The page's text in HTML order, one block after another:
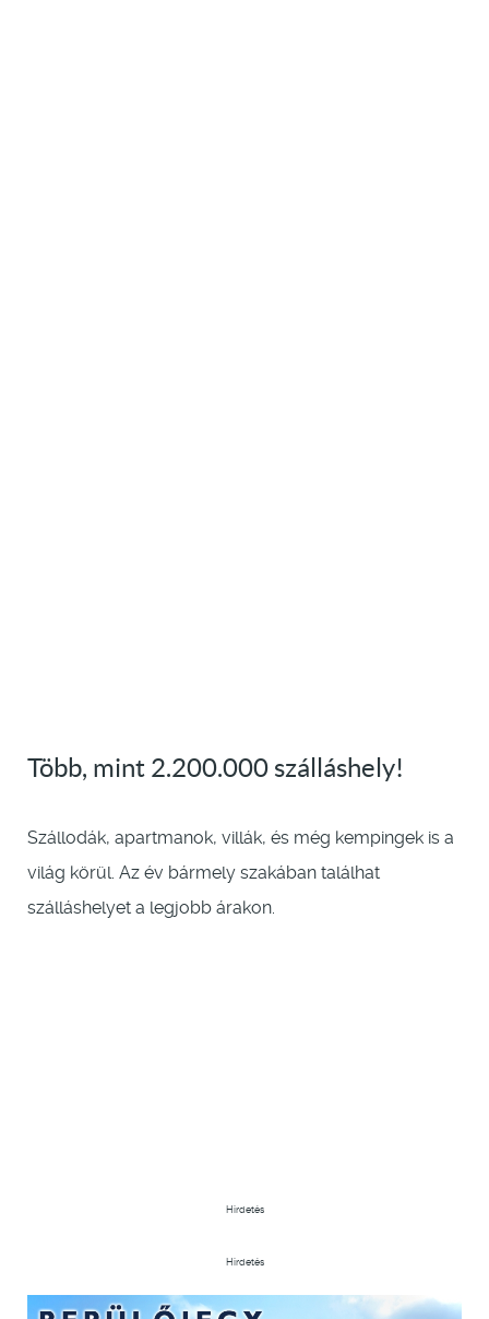
Több, mint 2.200.000 szálláshely!
Szállodák, apartmanok, villák, és még kempingek is a
világ körül. Az év bármely szakában találhat
szálláshelyet a legjobb árakon.
Hirdetés
Hirdetés